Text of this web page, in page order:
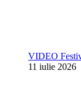
VIDEO
11 iulie 2026